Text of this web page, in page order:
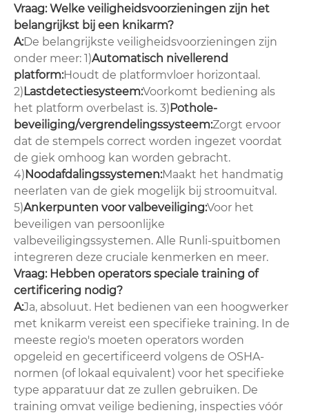
Vraag: Welke veiligheidsvoorzieningen zijn het
belangrijkst bij een knikarm?
A:De belangrijkste veiligheidsvoorzieningen zijn
onder meer: ​​1)Automatisch nivellerend
platform:Houdt de platformvloer horizontaal.
2)Lastdetectiesysteem:Voorkomt bediening als
het platform overbelast is. 3)Pothole-
beveiliging/vergrendelingssysteem:Zorgt ervoor
dat de stempels correct worden ingezet voordat
de giek omhoog kan worden gebracht.
4)Noodafdalingssystemen:Maakt het handmatig
neerlaten van de giek mogelijk bij stroomuitval.
5)Ankerpunten voor valbeveiliging:Voor het
beveiligen van persoonlijke
valbeveiligingssystemen. Alle Runli-spuitbomen
integreren deze cruciale kenmerken en meer.
Vraag: Hebben operators speciale training of
certificering nodig?
A:Ja, absoluut. Het bedienen van een hoogwerker
met knikarm vereist een specifieke training. In de
meeste regio's moeten operators worden
opgeleid en gecertificeerd volgens de OSHA-
normen (of lokaal equivalent) voor het specifieke
type apparatuur dat ze zullen gebruiken. De
training omvat veilige bediening, inspecties vóór